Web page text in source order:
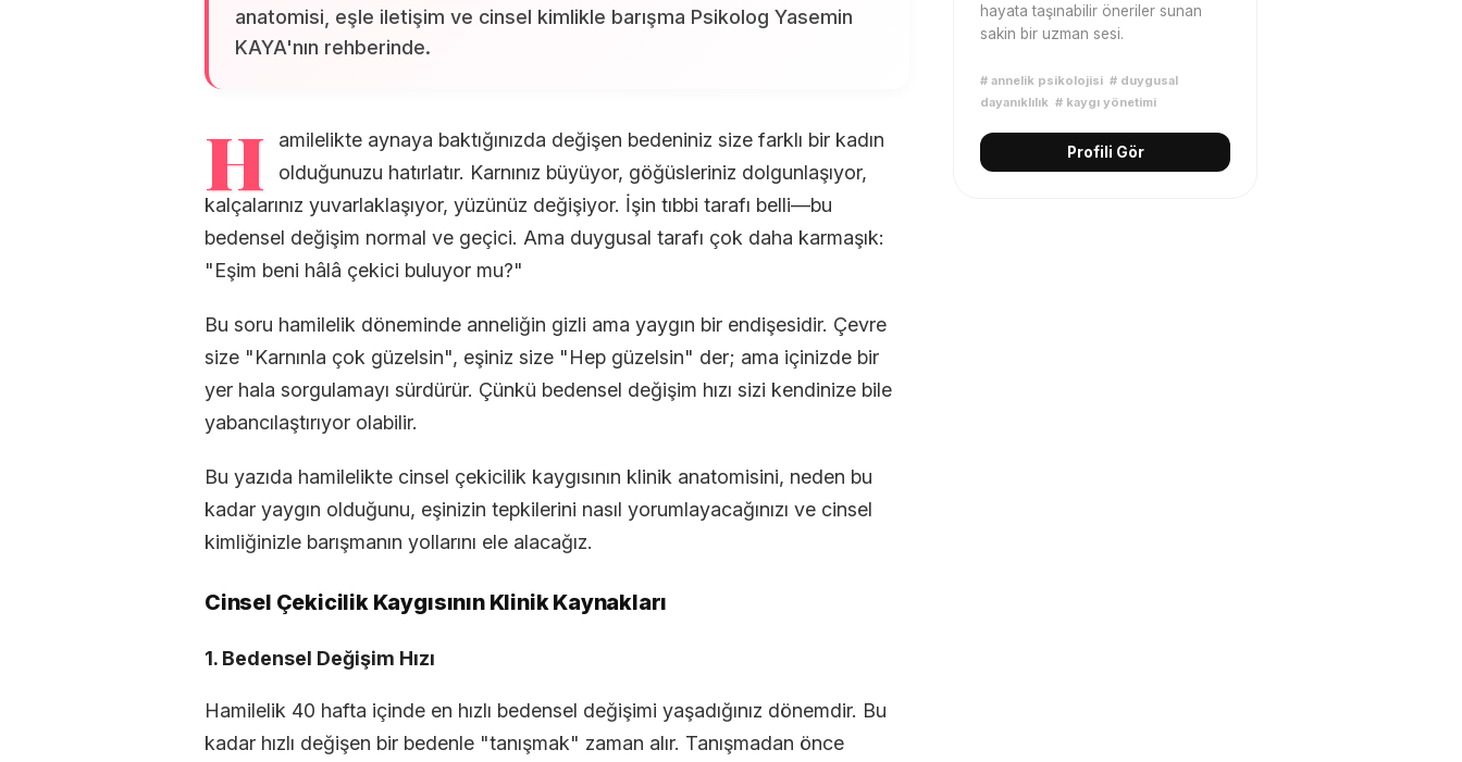
anatomisi, eşle iletişim ve cinsel kimlikle barışma Psikolog Yasemin
KAYA'nın rehberinde.
H
amilelikte aynaya baktığınızda değişen bedeniniz size farklı bir kadın
olduğunuzu hatırlatır. Karnınız büyüyor, göğüsleriniz dolgunlaşıyor,
kalçalarınız yuvarlaklaşıyor, yüzünüz değişiyor. İşin tıbbi tarafı belli—bu
bedensel değişim normal ve geçici. Ama duygusal tarafı çok daha karmaşık:
"Eşim beni hâlâ çekici buluyor mu?"
Bu soru hamilelik döneminde anneliğin gizli ama yaygın bir endişesidir. Çevre
size "Karnınla çok güzelsin", eşiniz size "Hep güzelsin" der; ama içinizde bir
yer hala sorgulamayı sürdürür. Çünkü bedensel değişim hızı sizi kendinize bile
yabancılaştırıyor olabilir.
Bu yazıda hamilelikte cinsel çekicilik kaygısının klinik anatomisini, neden bu
kadar yaygın olduğunu, eşinizin tepkilerini nasıl yorumlayacağınızı ve cinsel
kimliğinizle barışmanın yollarını ele alacağız.
Cinsel Çekicilik Kaygısının Klinik Kaynakları
1. Bedensel Değişim Hızı
Hamilelik 40 hafta içinde en hızlı bedensel değişimi yaşadığınız dönemdir. Bu
kadar hızlı değişen bir bedenle "tanışmak" zaman alır. Tanışmadan önce
hayata taşınabilir öneriler sunan
sakin bir uzman sesi.
# annelik psikolojisi # duygusal
dayanıklılık # kaygı yönetimi
Profili Gör